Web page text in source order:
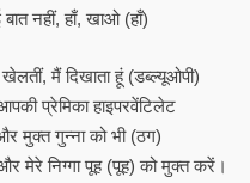
नहीं, हाँ, खाओ (हाँ)
खेलतीं, मैं दिखाता हूं (डब्ल्यूओपी)
प्रेमिका हाइपरवेंटिलेट
मुक्त गुन्ना को भी (ठग)
मेरे निग्गा पूह (पूह) को मुक्त करें।